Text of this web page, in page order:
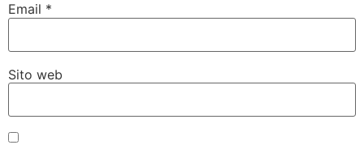
Email *
Sito web